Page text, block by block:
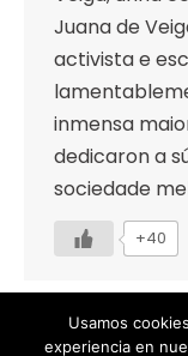
Juana de
activista e
inmensa
dedicaron a
sociedade
+40
Usamos
experiencia en